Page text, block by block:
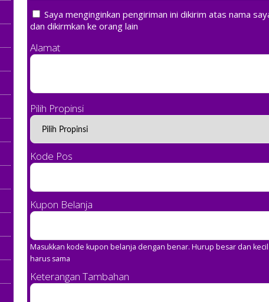
Saya menginginkan pengiriman ini dikirim atas nama
dan dikirmkan ke orang lain
Alamat
Pilih Propinsi
Kode Pos
Kupon Belanja
Masukkan kode kupon belanja dengan benar. Hurup besar dan kecil
harus sama
Keterangan Tambahan